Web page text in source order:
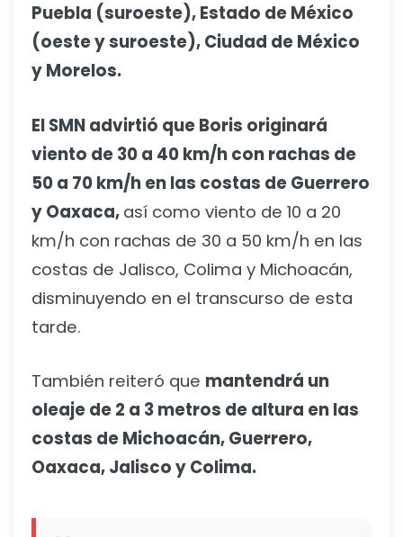
Puebla (suroeste), Estado de México
(oeste y suroeste), Ciudad de México
y Morelos.
El SMN advirtió que Boris originará
viento de 30 a 40 km/h con rachas de
50 a 70 km/h en las costas de Guerrero
y Oaxaca, así como viento de 10 a 20
km/h con rachas de 30 a 50 km/h en las
costas de Jalisco, Colima y Michoacán,
disminuyendo en el transcurso de esta
tarde.
También reiteró que mantendrá un
oleaje de 2 a 3 metros de altura en las
costas de Michoacán, Guerrero,
Oaxaca, Jalisco y Colima.